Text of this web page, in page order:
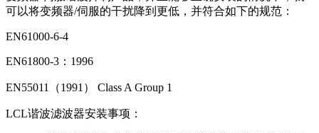
可以将变频器/伺服的干扰降到更低，并符合如下的规范：
EN61000-6-4
EN61800-3：1996
EN55011（1991） Class A Group 1
LCL谐波滤波器安装事项：